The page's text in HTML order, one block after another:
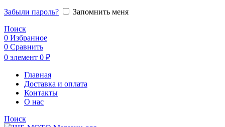
Забыли пароль?
Запомнить меня
Поиск
0 Избранное
0 Сравнить
0 элемент 0 ₽
Главная
Доставка и оплата
Контакты
О нас
Поиск